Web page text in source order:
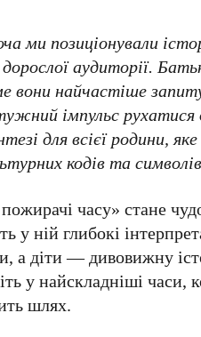
ми позиціонували
дорослої аудиторії.
вони найчастіше
імпульс рухатися
для всієї родини,
кодів та
часу» стане
у ній глибокі
а діти — дивовижну
у найскладніші часи,
шлях.